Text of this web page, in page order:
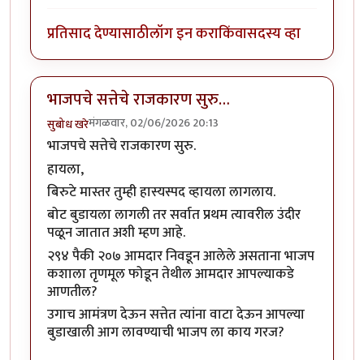
प्रतिसाद देण्यासाठीलॉग इन कराकिंवासदस्य व्हा
भाजपचे सत्तेचे राजकारण सुरु…
सुबोध खरेमंगळवार, 02/06/2026 20:13
भाजपचे सत्तेचे राजकारण सुरु.
हायला,
बिरुटे मास्तर तुम्ही हास्यस्पद व्हायला लागलाय.
बोट बुडायला लागली तर सर्वात प्रथम त्यावरील उंदीर
पळून जातात अशी म्हण आहे.
२९४ पैकी २०७ आमदार निवडून आलेले असताना भाजप
कशाला तृणमूल फोडून तेथील आमदार आपल्याकडे
आणतील?
उगाच आमंत्रण देऊन सत्तेत त्यांना वाटा देऊन आपल्या
बुडाखाली आग लावण्याची भाजप ला काय गरज?